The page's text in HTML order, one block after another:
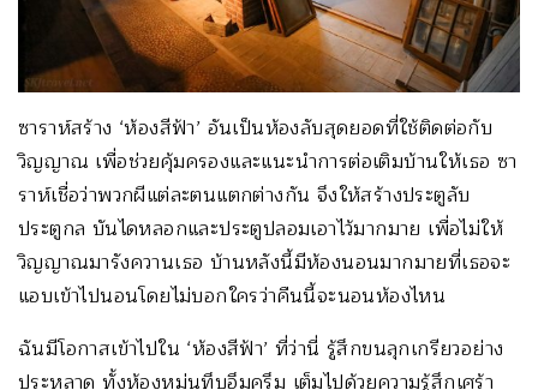
ซาราห์สร้าง ‘ห้องสีฟ้า’ อันเป็นห้องลับสุดยอดที่ใช้ติดต่อกับ
วิญญาณ เพื่อช่วยคุ้มครองและแนะนำการต่อเติมบ้านให้เธอ ซา
ราห์เชื่อว่าพวกผีแต่ละตนแตกต่างกัน จึงให้สร้างประตูลับ
ประตูกล บันไดหลอกและประตูปลอมเอาไว้มากมาย เพื่อไม่ให้
วิญญาณมารังควานเธอ บ้านหลังนี้มีห้องนอนมากมายที่เธอจะ
แอบเข้าไปนอนโดยไม่บอกใครว่าคืนนี้จะนอนห้องไหน
ฉันมีโอกาสเข้าไปใน ‘ห้องสีฟ้า’ ที่ว่านี่ รู้สึกขนลุกเกรียวอย่าง
ประหลาด ทั้งห้องหม่นทึบอึมครึม เต็มไปด้วยความรู้สึกเศร้า